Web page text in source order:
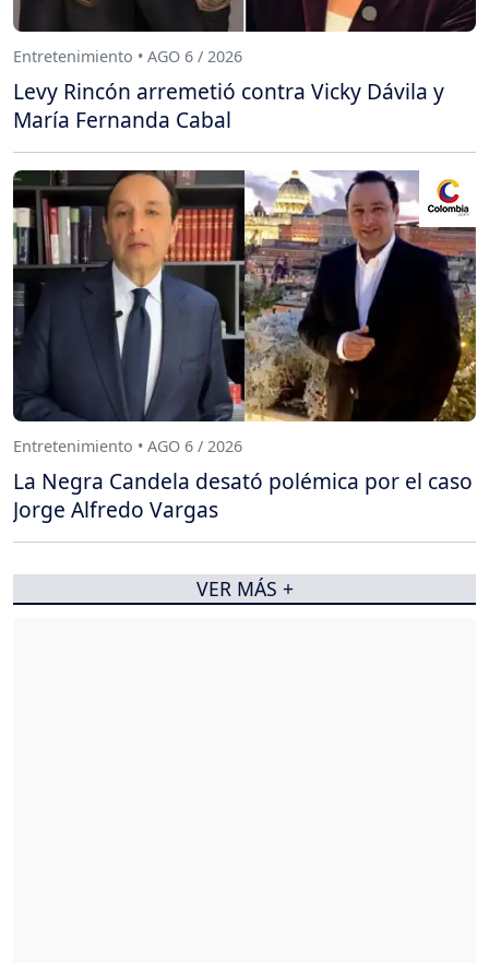
Entretenimiento • AGO 6 / 2026
Levy Rincón arremetió contra Vicky Dávila y
María Fernanda Cabal
Entretenimiento • AGO 6 / 2026
La Negra Candela desató polémica por el caso
Jorge Alfredo Vargas
VER MÁS +